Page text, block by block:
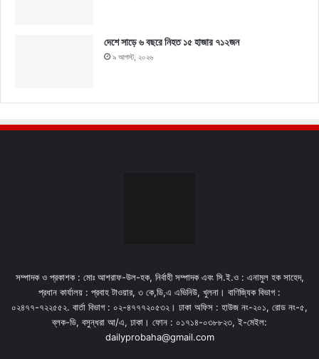
দেশে সাড়ে ৬ বছরে নিহত ১৫ হাজার ৭১২জন
৯ আগস্ট, ২০২৬
সম্পাদক ও প্রকাশক : মোঃ আশরাফ-উল-হক, নির্বাহী সম্পাদক এবং সি.ই.ও : এনামুল হক সাহেদ,
প্রধান কার্যালয় : প্রবাহ টাওয়ার, ৩ কে,ডি,এ এভিনিউ, খুলনা। বাণিজ্যিক বিভাগ :
০২৪৭৭-৭২২৫৫২. বার্তা বিভাগ : ০২-৪৭৭৭২০৫৩২। ঢাকা অফিস : হাউজ নং-২০১, রোড নং-৫,
ব্লক-ডি, বসুন্ধরা আ/এ, ঢাকা। ফোন : ০১৭১৪-০৩৮৮২৩, ই-মেইল:
dailyprobaha@gmail.com